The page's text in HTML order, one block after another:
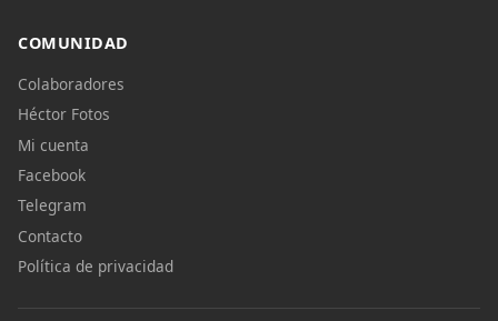
COMUNIDAD
Colaboradores
Héctor Fotos
Mi cuenta
Facebook
Telegram
Contacto
Política de privacidad